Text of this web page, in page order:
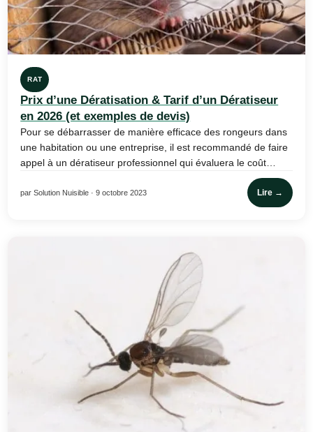
RAT
Prix d’une Dératisation & Tarif d’un Dératiseur
en 2026 (et exemples de devis)
Pour se débarrasser de manière efficace des rongeurs dans
une habitation ou une entreprise, il est recommandé de faire
appel à un dératiseur professionnel qui évaluera le coût…
par Solution Nuisible · 9 octobre 2023 Lire →